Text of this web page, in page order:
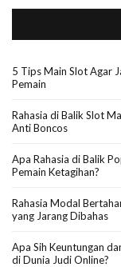
5 Tips Main Slot Agar
Pemain
Rahasia di Balik Slot
Anti Boncos
Apa Rahasia di Balik
Pemain Ketagihan?
Rahasia Modal
yang Jarang Dibahas
Apa Sih Keuntungan
di Dunia Judi Online?